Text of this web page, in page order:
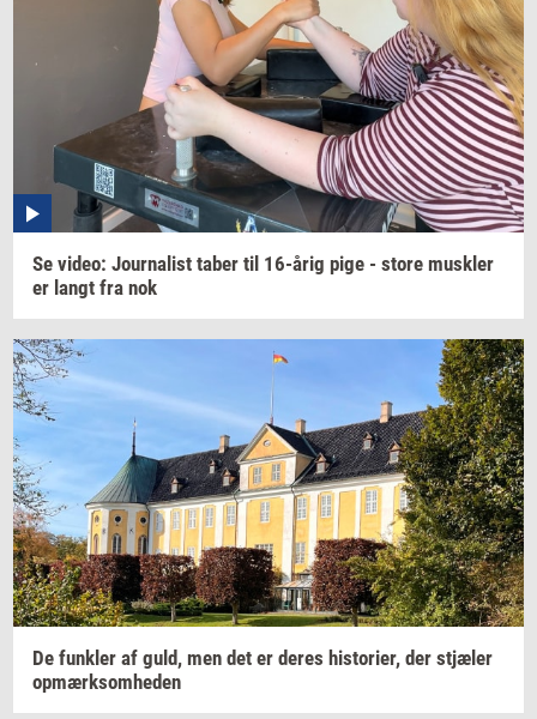
Se video: Jour­na­list taber til 16-årig pige - store mus­k­ler
er langt fra nok
De funk­ler af guld, men det er deres hi­sto­ri­er, der stjæ­ler
op­mærk­som­he­den